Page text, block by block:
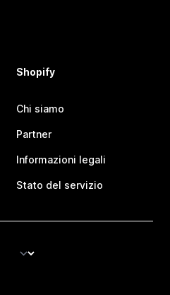
Shopify
Chi siamo
Partner
Informazioni legali
Stato del servizio